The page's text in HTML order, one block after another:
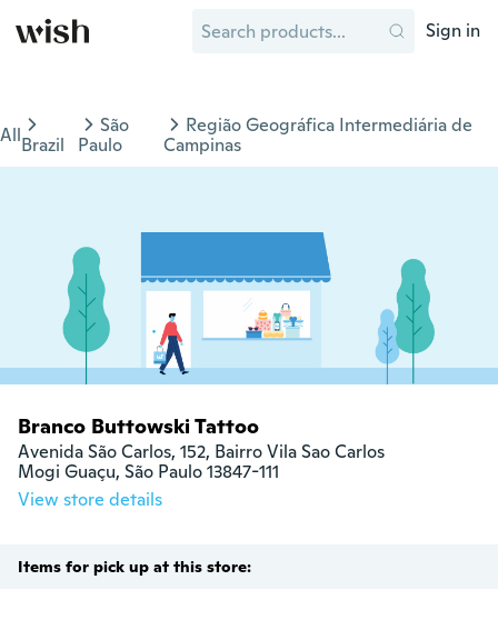
Sign in
AllBrazil
São
Paulo
Região Geográfica Intermediária de
Campinas
Branco Buttowski Tattoo
Avenida São Carlos, 152, Bairro Vila Sao Carlos
Mogi Guaçu, São Paulo 13847-111
View store details
Items for pick up at this store: